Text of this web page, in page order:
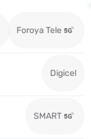
Foroya Tele
Digicel
SMART